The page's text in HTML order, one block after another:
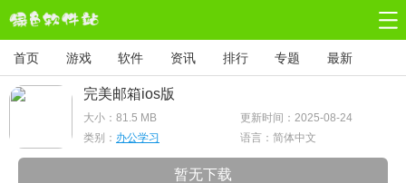
首页 游戏 软件 资讯 排行 专题 最新
完美邮箱ios版
大小： 81.5 MB
更新时间：2025-08-24
类别： 办公学习 语言：简体中文
暂无下载